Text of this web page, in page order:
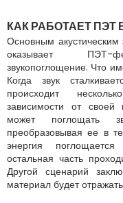
КАК РАБОТАЕТ ПЭТ
Основным
оказывает ПЭТ-
звукопоглощение. Что
Когда звук
происходит
зависимости от
может поглощать
преобразовывая ее в
энергия
остальная часть
Другой сценарий
материал будет